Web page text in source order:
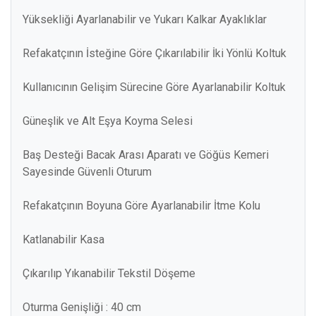
Yüksekliği Ayarlanabilir ve Yukarı Kalkar Ayaklıklar
Refakatçının İsteğine Göre Çıkarılabilir İki Yönlü Koltuk
Kullanıcının Gelişim Sürecine Göre Ayarlanabilir Koltuk
Güneşlik ve Alt Eşya Koyma Selesi
Baş Desteği Bacak Arası Aparatı ve Göğüs Kemeri
Sayesinde Güvenli Oturum
Refakatçının Boyuna Göre Ayarlanabilir İtme Kolu
Katlanabilir Kasa
Çıkarılıp Yıkanabilir Tekstil Döşeme
Oturma Genişliği : 40 cm